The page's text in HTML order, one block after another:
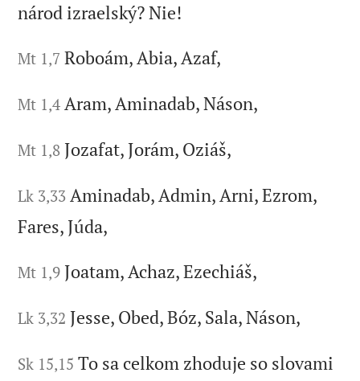
národ izraelský? Nie!
Mt 1,7 Roboám, Abia, Azaf,
Mt 1,4 Aram, Aminadab, Náson,
Mt 1,8 Jozafat, Jorám, Oziáš,
Lk 3,33 Aminadab, Admin, Arni, Ezrom,
Fares, Júda,
Mt 1,9 Joatam, Achaz, Ezechiáš,
Lk 3,32 Jesse, Obed, Bóz, Sala, Náson,
Sk 15,15 To sa celkom zhoduje so slovami